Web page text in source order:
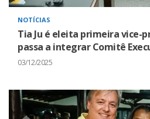
NOTÍCIAS
Tia Ju é eleita primeira vice-
passa a integrar Comitê
03/12/2025